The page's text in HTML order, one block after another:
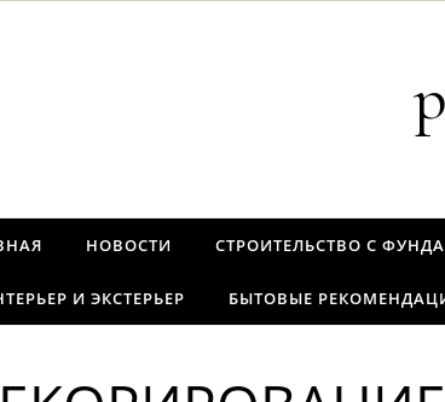
НОВОСТИ СТРОИТЕЛЬСТВО С
И ЭКСТЕРЬЕР БЫТОВЫЕ